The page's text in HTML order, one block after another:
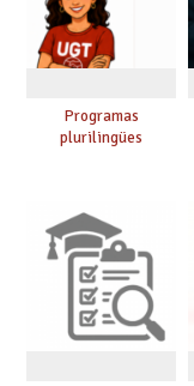
Programas
plurilingües